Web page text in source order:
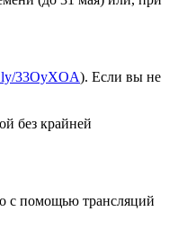
33OyXOA). Если вы не
без крайней
с помощью трансляций